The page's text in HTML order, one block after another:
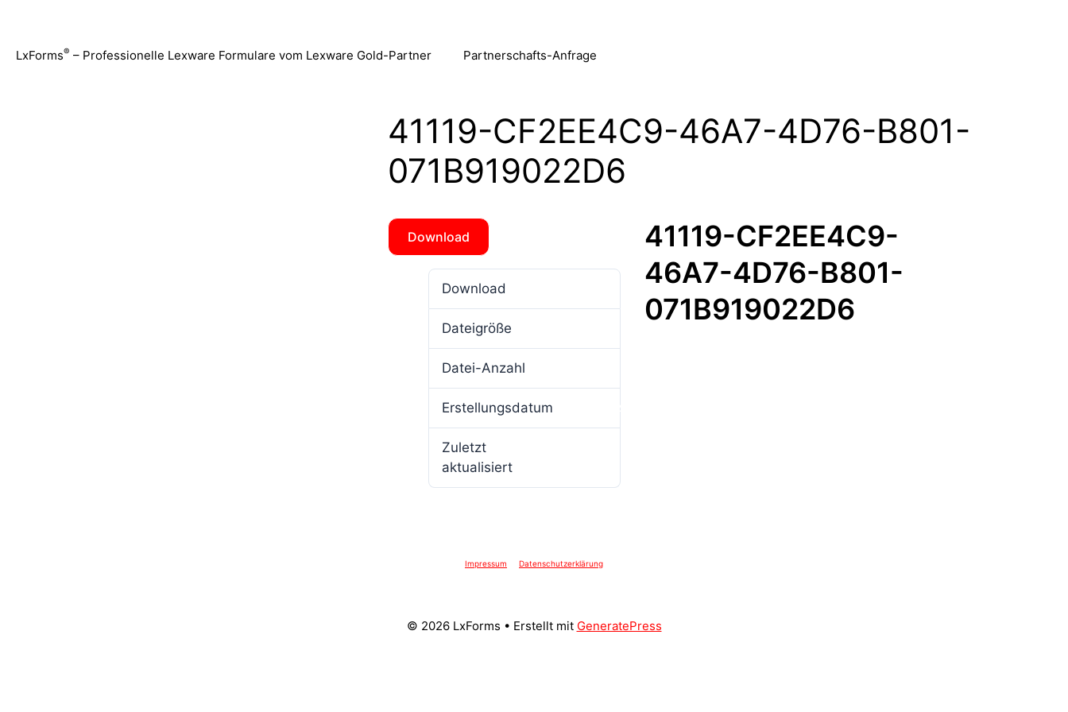
springen
LxForms® – Professionelle Lexware Formulare vom Lexware Gold-Partner Partnerschafts-Anfrage
41119-CF2EE4C9-46A7-4D76-B801-
071B919022D6
Download
Download
Dateigröße
Datei-Anzahl
Erstellungsdatum 10. April 2025
Zuletzt
aktualisiert
41119-CF2EE4C9-
46A7-4D76-B801-
071B919022D6
Impressum Datenschutzerklärung
© 2026 LxForms • Erstellt mit GeneratePress